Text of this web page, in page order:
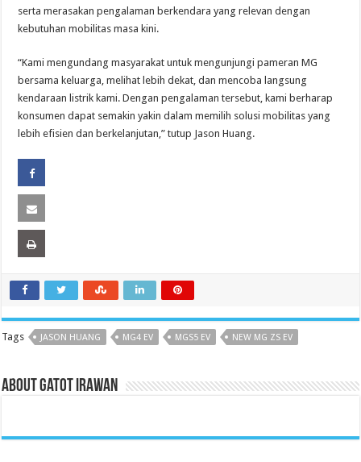
serta merasakan pengalaman berkendara yang relevan dengan
kebutuhan mobilitas masa kini.
“Kami mengundang masyarakat untuk mengunjungi pameran MG
bersama keluarga, melihat lebih dekat, dan mencoba langsung
kendaraan listrik kami. Dengan pengalaman tersebut, kami berharap
konsumen dapat semakin yakin dalam memilih solusi mobilitas yang
lebih efisien dan berkelanjutan,” tutup Jason Huang.
Tags JASON HUANG MG4 EV MGS5 EV NEW MG ZS EV
About Gatot Irawan